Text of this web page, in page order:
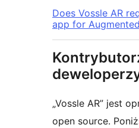
Does Vossle AR
app for
„Vossle AR” jest
open source.